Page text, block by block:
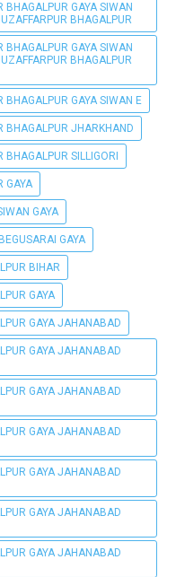
BHAGALPUR GAYA SIWAN
BHAGALPUR
BHAGALPUR GAYA SIWAN
BHAGALPUR
BHAGALPUR GAYA SIWAN E
BHAGALPUR JHARKHAND
SILLIGORI
GAYA
GAYA
GAYA
BIHAR
GAYA
GAYA JAHANABAD
GAYA JAHANABAD
GAYA JAHANABAD
GAYA JAHANABAD
GAYA JAHANABAD
GAYA JAHANABAD
GAYA JAHANABAD